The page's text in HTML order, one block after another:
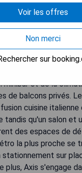
mondial.
une piscine
turcs et une
sur la ville. À
l'aéroport
minibar et de la
de balcons privés.
cuisine italienne
tandis qu'un salon et
des espaces de
la plus proche se
sur
plus, Axis s'engage
Voir les offres
Non merci
sur